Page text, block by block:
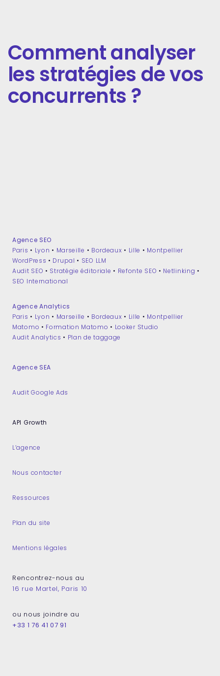
Comment analyser
les stratégies de vos
concurrents ?
Agence SEO
Paris • Lyon • Marseille • Bordeaux • Lille • Montpellier
WordPress • Drupal • SEO LLM
Audit SEO • Stratégie éditoriale • Refonte SEO • Netlinking •
SEO International
Agence Analytics
Paris • Lyon • Marseille • Bordeaux • Lille • Montpellier
Matomo • Formation Matomo • Looker Studio
Audit Analytics • Plan de taggage
Agence SEA
Audit Google Ads
API Growth
L’agence
Nous contacter
Ressources
Plan du site
Mentions légales
Rencontrez-nous au
16 rue Martel, Paris 10
ou nous joindre au
+33 1 76 41 07 91